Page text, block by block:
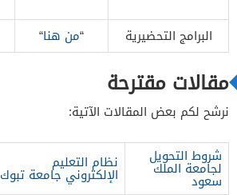
البرامج التحضيرية “من هنا“
مقالات مقترحة
نرشح لكم بعض المقالات الآتية:
شروط التحويل
لجامعة الملك
سعود
نظام التعليم
الإلكتروني جامعة تبوك